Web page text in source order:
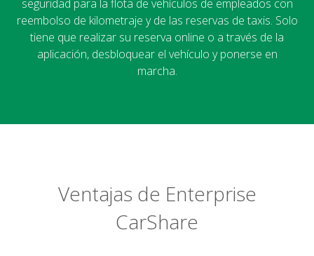
seguridad para la flota de vehículos de empleados con
reembolso de kilometraje y de las reservas de taxis. Solo
tiene que realizar su reserva online o a través de la
aplicación, desbloquear el vehículo y ponerse en
marcha.
Ventajas de Enterprise
CarShare